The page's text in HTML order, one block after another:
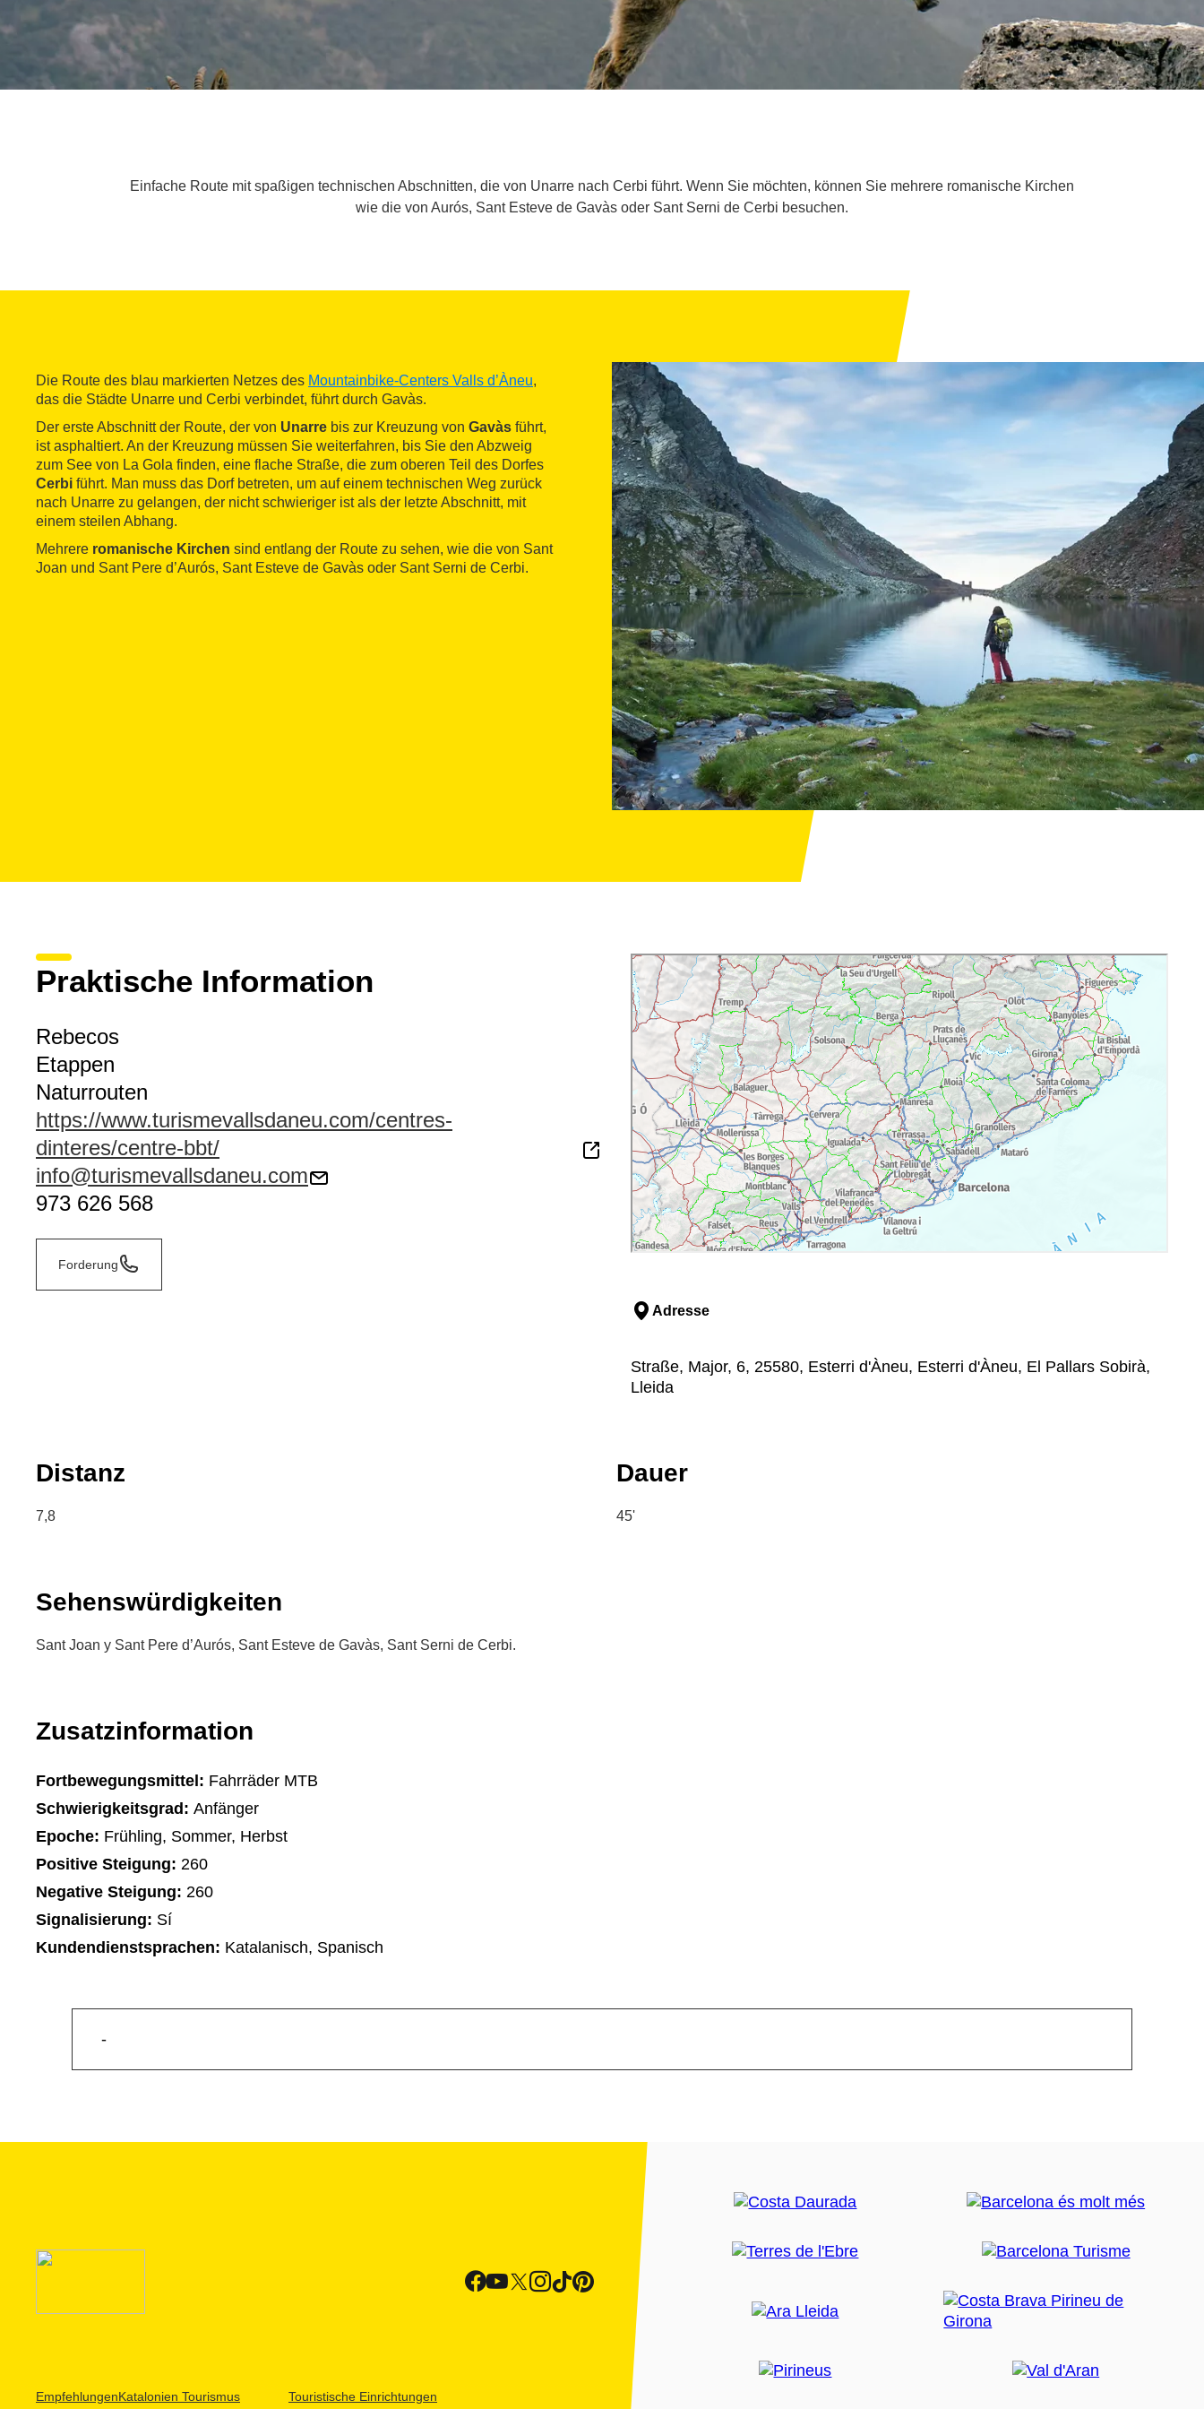
Einfache Route mit spaßigen technischen Abschnitten, die von Unarre nach Cerbi führt. Wenn Sie möchten, können Sie mehrere romanische Kirchen
wie die von Aurós, Sant Esteve de Gavàs oder Sant Serni de Cerbi besuchen.
Die Route des blau markierten Netzes des Mountainbike-Centers Valls d’Àneu,
das die Städte Unarre und Cerbi verbindet, führt durch Gavàs.
Der erste Abschnitt der Route, der von Unarre bis zur Kreuzung von Gavàs führt,
ist asphaltiert. An der Kreuzung müssen Sie weiterfahren, bis Sie den Abzweig
zum See von La Gola finden, eine flache Straße, die zum oberen Teil des Dorfes
Cerbi führt. Man muss das Dorf betreten, um auf einem technischen Weg zurück
nach Unarre zu gelangen, der nicht schwieriger ist als der letzte Abschnitt, mit
einem steilen Abhang.
Mehrere romanische Kirchen sind entlang der Route zu sehen, wie die von Sant
Joan und Sant Pere d’Aurós, Sant Esteve de Gavàs oder Sant Serni de Cerbi.
Praktische Information
Rebecos
Etappen
Naturrouten
https://www.turismevallsdaneu.com/centres-
dinteres/centre-bbt/
info@turismevallsdaneu.com
973 626 568
Forderung
Adresse
Straße, Major, 6, 25580, Esterri d'Àneu, Esterri d'Àneu, El Pallars Sobirà,
Lleida
Distanz
7,8
Dauer
45'
Sehenswürdigkeiten
Sant Joan y Sant Pere d’Aurós, Sant Esteve de Gavàs, Sant Serni de Cerbi.
Zusatzinformation
Fortbewegungsmittel: Fahrräder MTB
Schwierigkeitsgrad: Anfänger
Epoche: Frühling, Sommer, Herbst
Positive Steigung: 260
Negative Steigung: 260
Signalisierung: Sí
Kundendienstsprachen: Katalanisch, Spanisch
-
EmpfehlungenKatalonien Tourismus Touristische Einrichtungen